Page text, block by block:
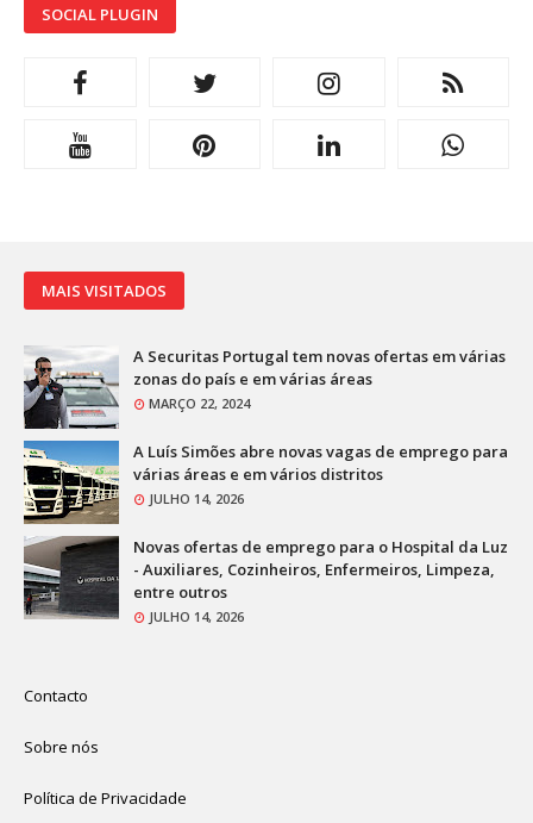
SOCIAL PLUGIN
MAIS VISITADOS
A Securitas Portugal tem novas ofertas em várias
zonas do país e em várias áreas
MARÇO 22, 2024
A Luís Simões abre novas vagas de emprego para
várias áreas e em vários distritos
JULHO 14, 2026
Novas ofertas de emprego para o Hospital da Luz
- Auxiliares, Cozinheiros, Enfermeiros, Limpeza,
entre outros
JULHO 14, 2026
Contacto
Sobre nós
Política de Privacidade